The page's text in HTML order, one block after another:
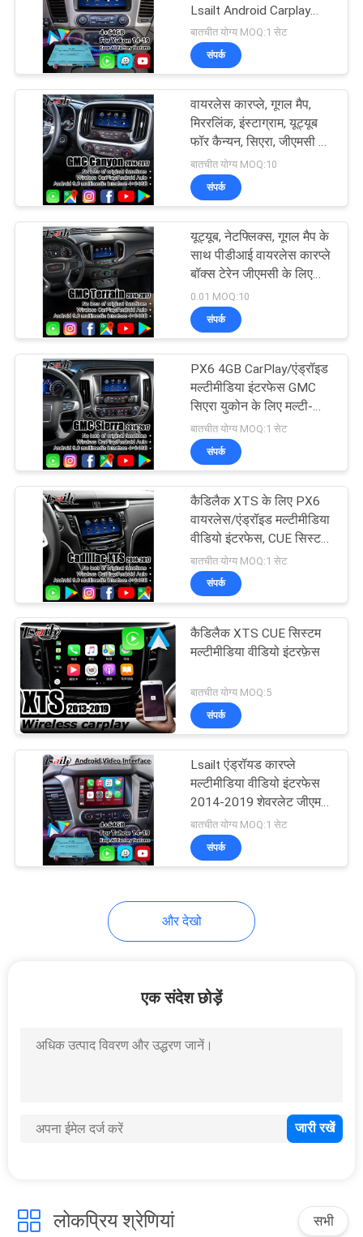
समाचार
मामलों
साइटमैप
PRIVACY
POLICY
Lsailt Android Carplay
मल्टीमीडिया वीडियो इंटरफ़ेस
बातचीत योग्य MOQ:1 सेट
संपर्क
वायरलेस कारप्ले, गूगल मैप,
मिररलिंक, इंस्टाग्राम, यूट्यूब
फॉर कैन्यन, सिएरा, जीएमसी के
साथ 4+64GB एंड्रॉइड कार
इंटरफेस
बातचीत योग्य MOQ:10
संपर्क
यूट्यूब, नेटफ्लिक्स, गूगल मैप के
साथ पीडीआई वायरलेस कारप्ले
बॉक्स टेरेन जीएमसी के लिए
एंड्रॉइड मल्टीमीडिया वीडियो
इंटरफेस
0.01 MOQ:10
संपर्क
PX6 4GB CarPlay/एंड्रॉइड
मल्टीमीडिया इंटरफेस GMC
सिएरा युकोन के लिए मल्टी-
लैंग्वेज, गूगल ऑनलाइन मैप,
नेटफ्लिक्स के साथ
बातचीत योग्य MOQ:1 सेट
संपर्क
कैडिलैक XTS के लिए PX6
वायरलेस/एंड्रॉइड मल्टीमीडिया
वीडियो इंटरफेस, CUE सिस्टम
के साथ ATS में YuToube,
NetFlix शामिल है
बातचीत योग्य MOQ:1 सेट
संपर्क
कैडिलैक XTS CUE सिस्टम
मल्टीमीडिया वीडियो इंटरफ़ेस
बातचीत योग्य MOQ:5
संपर्क
Lsailt एंड्रॉयड कारप्ले
मल्टीमीडिया वीडियो इंटरफेस
2014-2019 शेवरलेट जीएमसी
ताहो के लिए
बातचीत योग्य MOQ:1 सेट
संपर्क
और देखो
एक संदेश छोड़ें
लोकप्रिय श्रेणियां सभी